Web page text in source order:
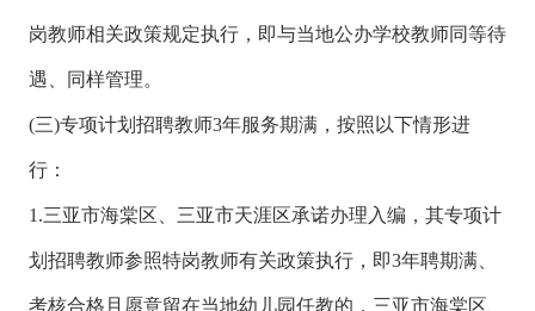
岗教师相关政策规定执行，即与当地公办学校教师同等待
遇、同样管理。
(三)专项计划招聘教师3年服务期满，按照以下情形进
行：
1.三亚市海棠区、三亚市天涯区承诺办理入编，其专项计
划招聘教师参照特岗教师有关政策执行，即3年聘期满、
考核合格且愿意留在当地幼儿园任教的，三亚市海棠区、